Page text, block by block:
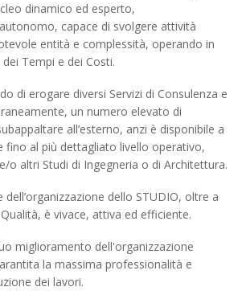
dinamico ed esperto,
capace di svolgere attività
entità e complessità, operando in
Tempi e dei Costi.
di erogare diversi Servizi di Consulenza e
un numero elevato di
all’esterno, anzi è disponibile a
fino al più dettagliato livello operativo,
o altri Studi di Ingegneria o di Architettura.
dell’organizzazione dello STUDIO, oltre a
è vivace, attiva ed efficiente.
miglioramento dell'organizzazione
la massima professionalità e
dei lavori.